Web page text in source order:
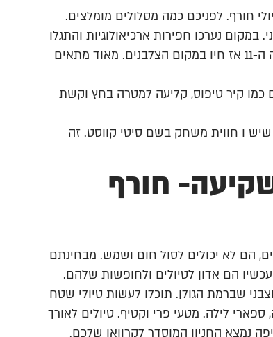
חורף. לפניכם כמה מסלולים מומלצים.
נערכו חפירות ארכיאולוגיות והתגלו
אולמות האבירים ההוספיטלרים. חוויה היסטורית וחד פעמית מהמאה ה-11 אז חיו במקום הצלבנים. מאוד מתאים
כמו קיר טיפוס, קליעה למטרה בחץ וקשת
שיש ו חווית משחק בשם סיטי קווסט. זה
חורף
הם לא יכולים לסול חום ושמש. מבחינתם
הם אדון לטיולים ולחופשות שלהם.
שברמת הגולן. תוכלו לעשות טיולי שטח
לילה. מטעי פרי וקטיף. טיולים לאורך
נמצא החניון המוסדר לקרוואן שלכם.